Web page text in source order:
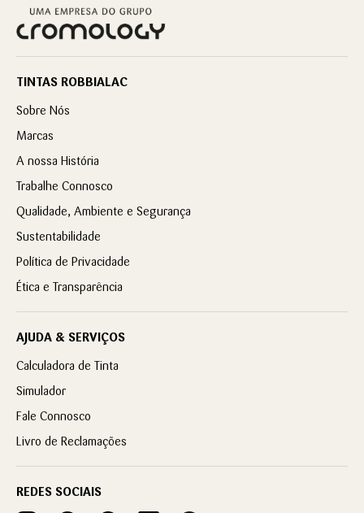
TINTAS ROBBIALAC
Sobre Nós
Marcas
A nossa História
Trabalhe Connosco
Qualidade, Ambiente e Segurança
Sustentabilidade
Política de Privacidade
Ética e Transparência
AJUDA & SERVIÇOS
Calculadora de Tinta
Simulador
Fale Connosco
Livro de Reclamações
REDES SOCIAIS